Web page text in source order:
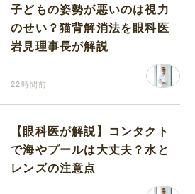
子どもの姿勢が悪いのは視力
のせい？猫背解消法を眼科医
岩見理事長が解説
22時間前
【眼科医が解説】コンタクト
で海やプールは大丈夫？水と
レンズの注意点